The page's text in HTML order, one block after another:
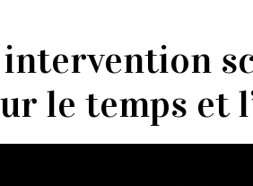
intervention
le temps et